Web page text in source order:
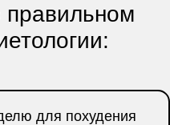
для похудения